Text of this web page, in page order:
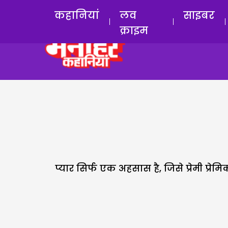
कहानियां
लव
क्राइम
साइबर
प्यार सिर्फ एक अहसास है, जिसे प्रेमी